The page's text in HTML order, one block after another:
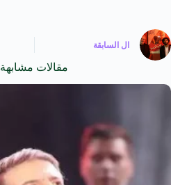
ال السابقة
مقالات مشابهة